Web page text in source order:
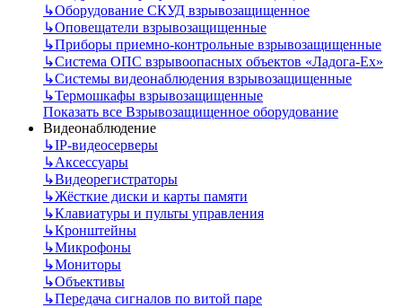
↳Оборудование СКУД взрывозащищенное
↳Оповещатели взрывозащищенные
↳Приборы приемно-контрольные взрывозащищенные
↳Система ОПС взрывоопасных объектов «Ладога-Ex»
↳Системы видеонаблюдения взрывозащищенные
↳Термошкафы взрывозащищенные
Показать все Взрывозащищенное оборудование
Видеонаблюдение
↳IP-видеосерверы
↳Аксессуары
↳Видеорегистраторы
↳Жёсткие диски и карты памяти
↳Клавиатуры и пульты управления
↳Кронштейны
↳Микрофоны
↳Мониторы
↳Объективы
↳Передача сигналов по витой паре